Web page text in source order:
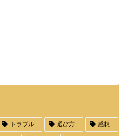
トラブル 選び方 感想